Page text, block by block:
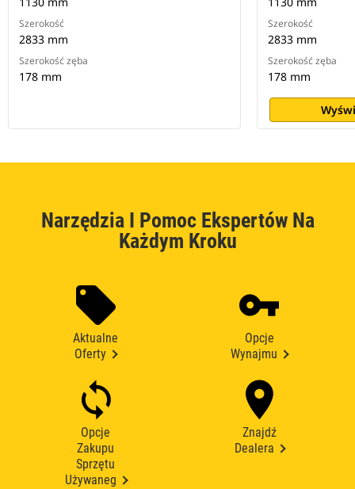
Szerokość
2833 mm
Szerokość zęba
178 mm
Szerokość
2833 mm
Szerokość zęba
178 mm
Narzędzia I Pomoc Ekspertów Na
Każdym Kroku
Aktualne
Oferty
Opcje
Wynajmu
Opcje
Zakupu
Sprzętu
Używaneg
Znajdź
Dealera